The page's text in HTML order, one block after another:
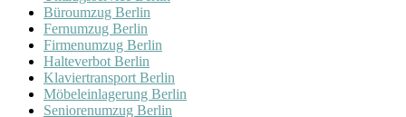
Büroumzug Berlin
Fernumzug Berlin
Firmenumzug Berlin
Halteverbot Berlin
Klaviertransport Berlin
Möbeleinlagerung Berlin
Seniorenumzug Berlin